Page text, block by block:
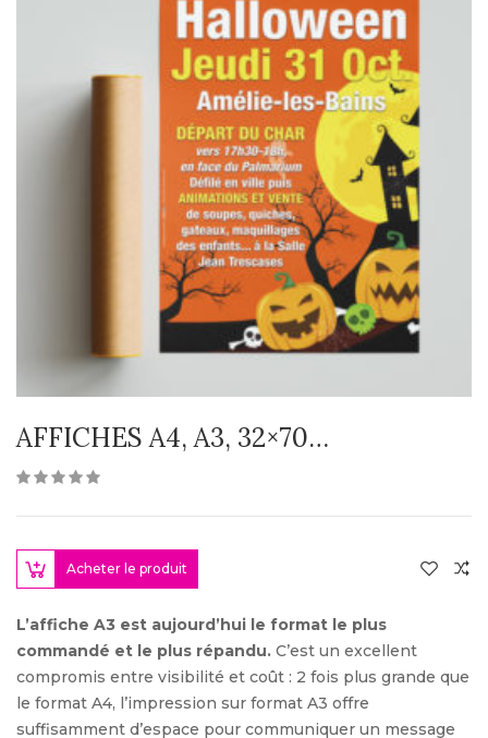
AFFICHES A4, A3, 32×70…
Acheter le produit
L’affiche A3 est aujourd’hui le format le plus
commandé et le plus répandu. C’est un excellent
compromis entre visibilité et coût : 2 fois plus grande que
le format A4, l’impression sur format A3 offre
suffisamment d’espace pour communiquer un message